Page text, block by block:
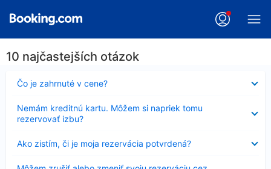
10 najčastejších otázok
Čo je zahrnuté v cene?
Nezobrazuje
sa
Nemám kreditnú kartu. Môžem si napriek tomu
rezervovať izbu?
sa
Ako zistím, či je moja rezervácia potvrdená?
sa